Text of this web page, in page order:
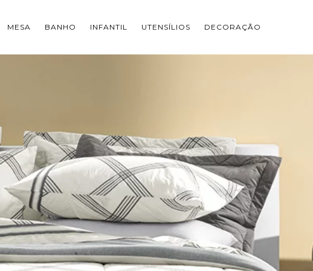
MESA BANHO INFANTIL UTENSÍLIOS DECORAÇÃO